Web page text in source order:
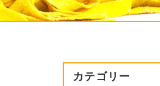
カテゴリー